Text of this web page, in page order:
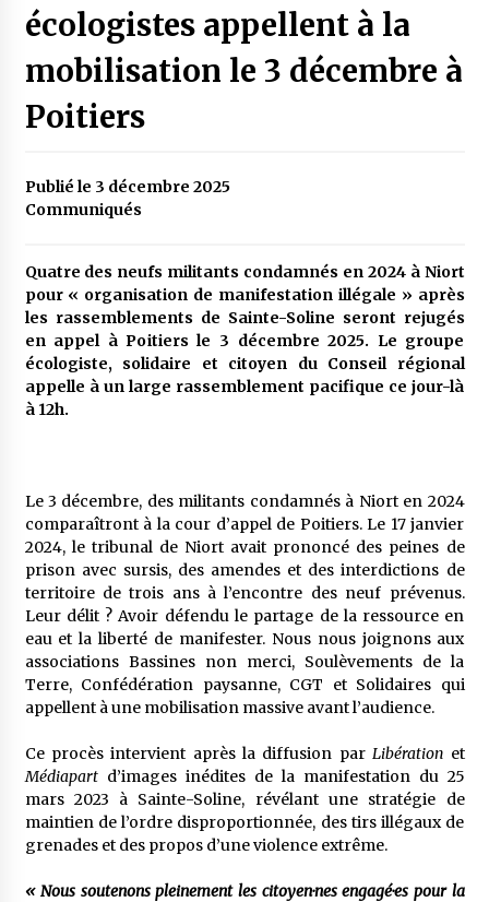
écologistes appellent à la
mobilisation le 3 décembre à
Poitiers
Publié le 3 décembre 2025
Communiqués
Quatre des neufs militants condamnés en 2024 à Niort
pour « organisation de manifestation illégale » après
les rassemblements de Sainte-Soline seront rejugés
en appel à Poitiers le 3 décembre 2025. Le groupe
écologiste, solidaire et citoyen du Conseil régional
appelle à un large rassemblement pacifique ce jour-là
à 12h.
Le 3 décembre, des militants condamnés à Niort en 2024
comparaîtront à la cour d’appel de Poitiers. Le 17 janvier
2024, le tribunal de Niort avait prononcé des peines de
prison avec sursis, des amendes et des interdictions de
territoire de trois ans à l’encontre des neuf prévenus.
Leur délit ? Avoir défendu le partage de la ressource en
eau et la liberté de manifester. Nous nous joignons aux
associations Bassines non merci, Soulèvements de la
Terre, Confédération paysanne, CGT et Solidaires qui
appellent à une mobilisation massive avant l’audience.
Ce procès intervient après la diffusion parLibération et
Médiapartd’images inédites de la manifestation du 25
mars 2023 à Sainte-Soline, révélant une stratégie de
maintien de l’ordre disproportionnée, des tirs illégaux de
grenades et des propos d’une violence extrême.
« Nous soutenons pleinement les citoyen·nes engagé·es pour la